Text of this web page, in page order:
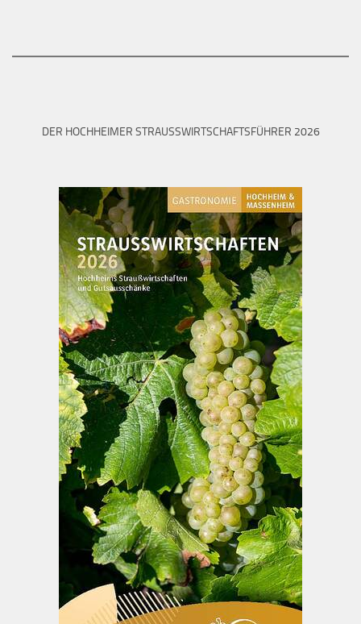
DER HOCHHEIMER STRAUSSWIRTSCHAFTSFÜHRER 2026